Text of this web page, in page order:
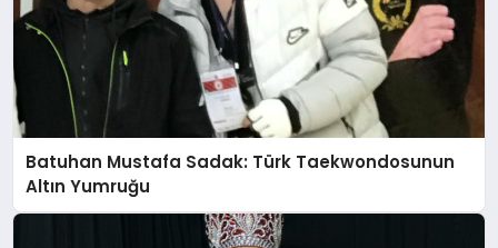
Batuhan Mustafa Sadak: Türk Taekwondosunun
Altın Yumruğu